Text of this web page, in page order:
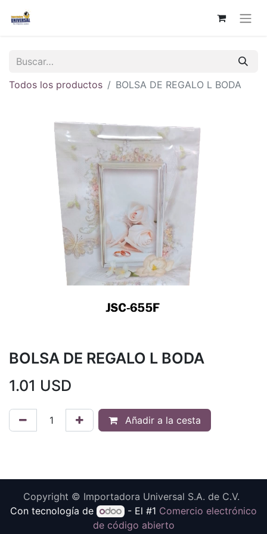
Todos los productos BOLSA DE REGALO L BODA
BOLSA DE REGALO L BODA
1.01 USD
Añadir a la cesta
Copyright © Importadora Universal S.A. de C.V.
Con tecnología de
- El #1 Comercio electrónico
de código abierto